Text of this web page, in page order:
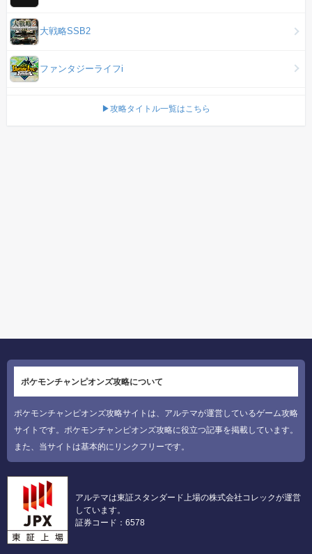
大戦略SSB2
ファンタジーライフi
▶攻略タイトル一覧はこちら
ポケモンチャンピオンズ攻略について
ポケモンチャンピオンズ攻略サイトは、アルテマが運営しているゲーム攻略
サイトです。ポケモンチャンピオンズ攻略に役立つ記事を掲載しています。
また、当サイトは基本的にリンクフリーです。
アルテマは東証スタンダード上場の株式会社コレックが運営
しています。
証券コード：6578